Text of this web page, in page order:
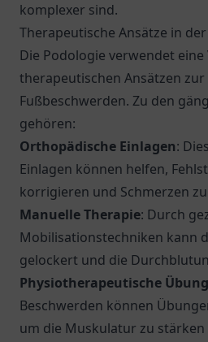
komplexer sind.
Therapeutische Ansätze in
Die Podologie verwendet eine
therapeutischen Ansätzen
Fußbeschwerden. Zu den
gehören:
Orthopädische Einlagen:
Einlagen können helfen,
korrigieren und Schmerzen
Manuelle Therapie: Durch
Mobilisationstechniken kann
gelockert und die
Physiotherapeutische
Beschwerden können
um die Muskulatur zu